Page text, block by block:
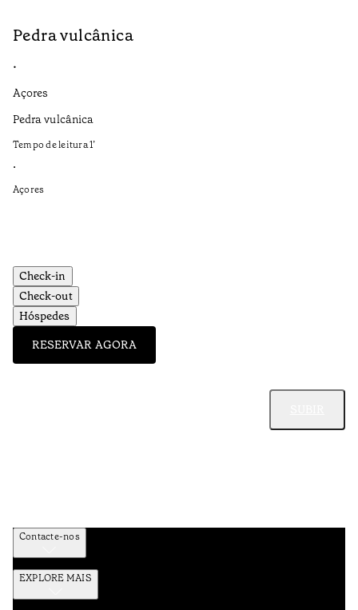
Pedra vulcânica
•
Açores
Pedra vulcânica
Tempo de leitura1’
•
Açores
Check-in
Check-out
Hóspedes
RESERVAR AGORA
Contacte-nos
EXPLORE MAIS